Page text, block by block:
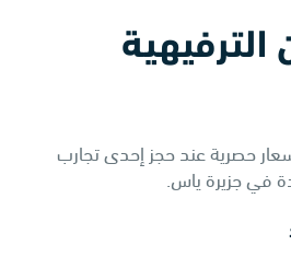
الترفيهية
حصرية عند حجز إحدى تجارب
في جزيرة ياس.